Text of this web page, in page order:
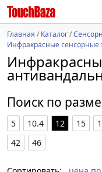
Главная /Каталог/
Инфракрасные сенсорные
Поиск по
5 10.4 12 15
42
46